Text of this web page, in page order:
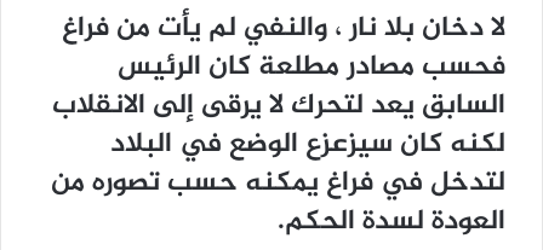
لا دخان بلا نار ، والنفي لم يأت من فراغ
فحسب مصادر مطلعة كان الرئيس
السابق يعد لتحرك لا يرقى إلى الانقلاب
لكنه كان سيزعزع الوضع في البلاد
لتدخل في فراغ يمكنه حسب تصوره من
العودة لسدة الحكم.